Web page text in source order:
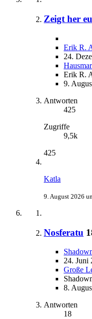
Zeigt her
Erik R.
24.
Erik R.
9.
Antworten
425
Zugriffe
9,5k
425
Katla
9. August 2026
Nosferatu
24. Juni
Große
8.
Antworten
18